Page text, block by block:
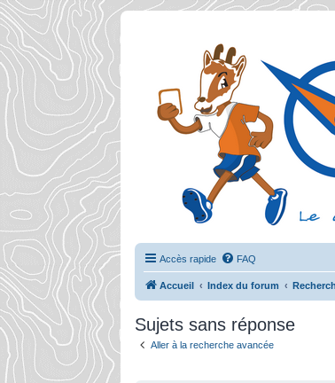
Accès rapide FAQ
Accueil Index du forum
Sujets sans réponse
Aller à la recherche avancée